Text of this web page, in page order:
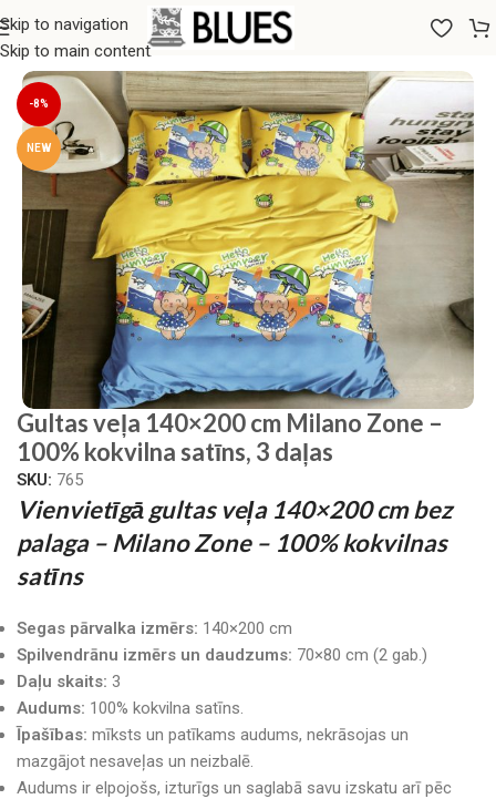
Skip to navigation
Skip to main content
Sākums/Gultas veļa/Milano Zone
-8%
NEW
Gultas veļa 140×200 cm Milano Zone –
100% kokvilna satīns, 3 daļas
SKU: 765
Vienvietīgā gultas veļa 140×200 cm bez
palaga – Milano Zone – 100% kokvilnas
satīns
Segas pārvalka izmērs: 140×200 cm
Spilvendrānu izmērs un daudzums: 70×80 cm (2 gab.)
Daļu skaits: 3
Audums: 100% kokvilna satīns.
Īpašības: mīksts un patīkams audums, nekrāsojas un
mazgājot nesaveļas un neizbalē.
Audums ir elpojošs, izturīgs un saglabā savu izskatu arī pēc